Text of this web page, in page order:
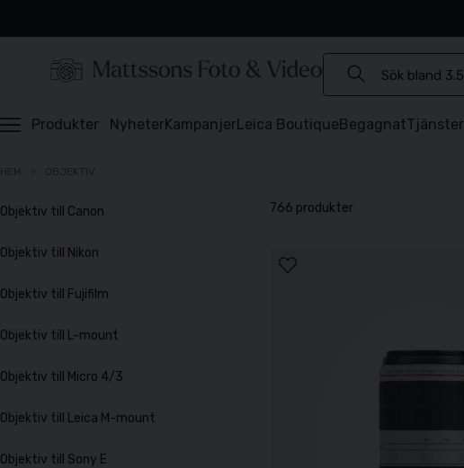
Produkter NyheterKampanjerLeica BoutiqueBegagnatTjänster
Objektiv till Canon
Objektiv till Nikon
Objektiv till Fujifilm
Objektiv till L-mount
Objektiv till Micro 4/3
Objektiv till Leica M-mount
Objektiv till Sony E
766 produkter